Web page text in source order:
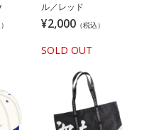
ル／レッド
¥2,000 （税込）
SOLD OUT